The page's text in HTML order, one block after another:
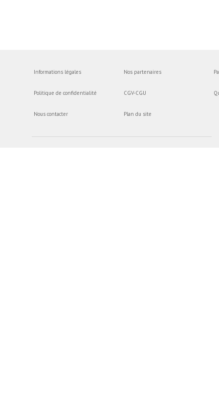
Informations légales
Politique de confidentialité
Nous contacter
Nos partenaires
CGV-CGU
Plan du site